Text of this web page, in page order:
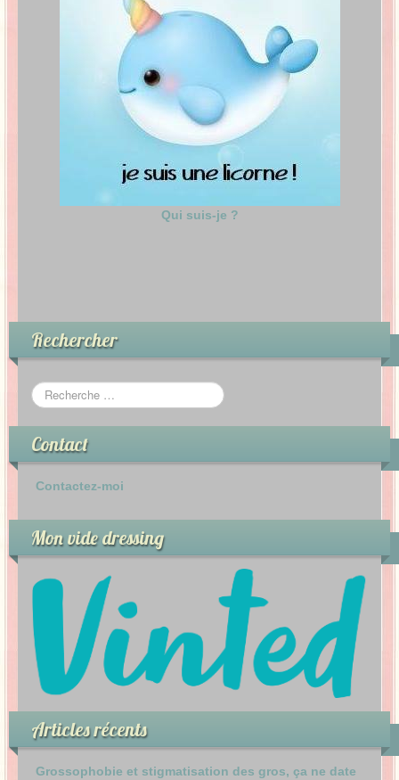
Qui suis-je ?
Rechercher
Contact
Contactez-moi
Mon vide dressing
Articles récents
Grossophobie et stigmatisation des gros, ça ne date